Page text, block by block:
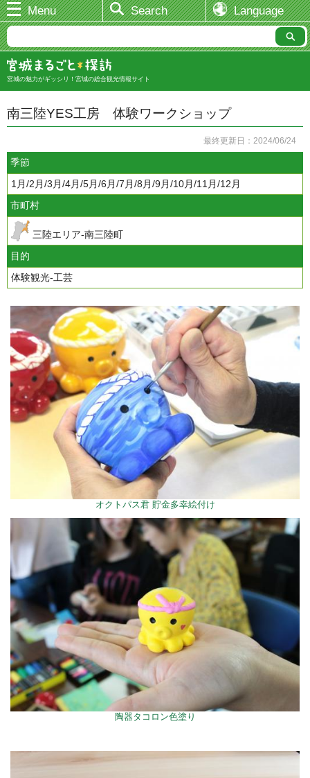
Menu Search Language
宮城の魅力がギッシリ！宮城の総合観光情報サイト
南三陸YES工房 体験ワークショップ
最終更新日：2024/06/24
季節
1月/2月/3月/4月/5月/6月/7月/8月/9月/10月/11月/12月
市町村
三陸エリア-南三陸町
目的
体験観光-工芸
オクトパス君 貯金多幸絵付け
陶器タコロン色塗り